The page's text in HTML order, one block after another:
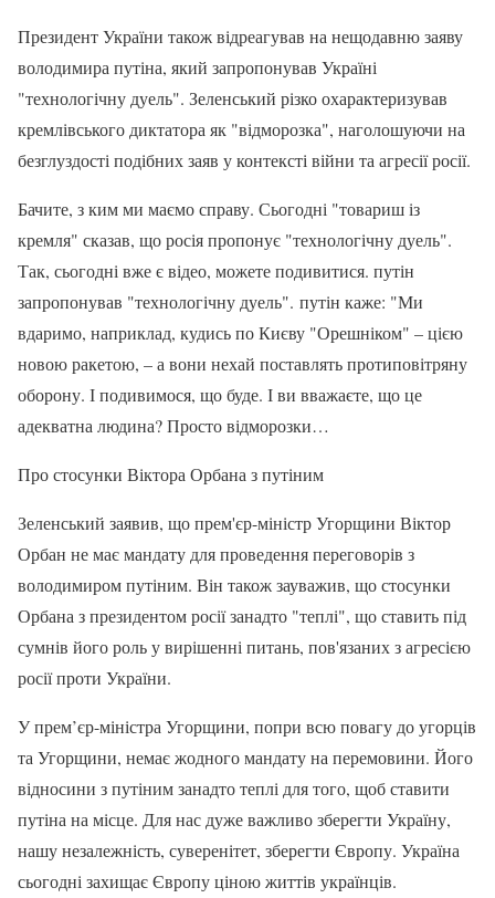
Президент України також відреагував на нещодавню заяву
володимира путіна, який запропонував Україні
"технологічну дуель". Зеленський різко охарактеризував
кремлівського диктатора як "відморозка", наголошуючи на
безглуздості подібних заяв у контексті війни та агресії росії.
Бачите, з ким ми маємо справу. Сьогодні "товариш із
кремля" сказав, що росія пропонує "технологічну дуель".
Так, сьогодні вже є відео, можете подивитися. путін
запропонував "технологічну дуель". путін каже: "Ми
вдаримо, наприклад, кудись по Києву "Орешніком" – цією
новою ракетою, – а вони нехай поставлять протиповітряну
оборону. І подивимося, що буде. І ви вважаєте, що це
адекватна людина? Просто відморозки…
Про стосунки Віктора Орбана з путіним
Зеленський заявив, що прем'єр-міністр Угорщини Віктор
Орбан не має мандату для проведення переговорів з
володимиром путіним. Він також зауважив, що стосунки
Орбана з президентом росії занадто "теплі", що ставить під
сумнів його роль у вирішенні питань, пов'язаних з агресією
росії проти України.
У прем’єр-міністра Угорщини, попри всю повагу до угорців
та Угорщини, немає жодного мандату на перемовини. Його
відносини з путіним занадто теплі для того, щоб ставити
путіна на місце. Для нас дуже важливо зберегти Україну,
нашу незалежність, суверенітет, зберегти Європу. Україна
сьогодні захищає Європу ціною життів українців.